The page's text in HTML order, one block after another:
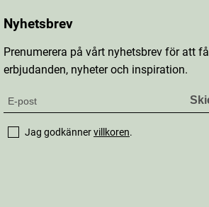
Nyhetsbrev
Prenumerera på vårt nyhetsbrev för att få
erbjudanden, nyheter och inspiration.
Jag godkännervillkoren.